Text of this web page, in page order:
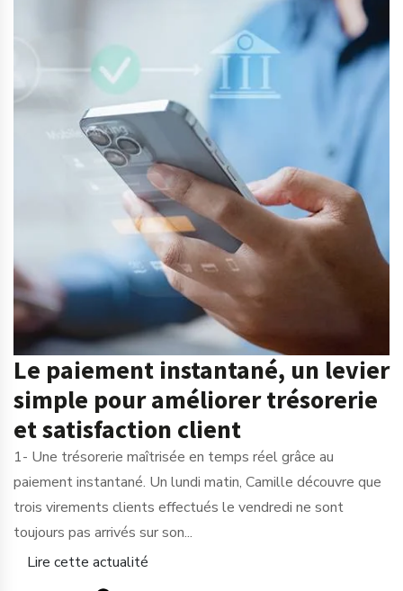
Le paiement instantané, un levier
simple pour améliorer trésorerie
et satisfaction client
1- Une trésorerie maîtrisée en temps réel grâce au
paiement instantané. Un lundi matin, Camille découvre que
trois virements clients effectués le vendredi ne sont
toujours pas arrivés sur son...
Lire cette actualité